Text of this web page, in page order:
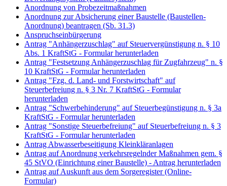
Anordnung von Probezeitmaßnahmen
Anordnung zur Absicherung einer Baustelle (Baustellen-
Anordnung) beantragen (Sb. 31.3)
Anspruchseinbürgerung
Antrag "Anhängerzuschlag" auf Steuervergünstigung n. § 10
Abs. 1 KraftStG - Formular herunterladen
Antrag "Festsetzung Anhängerzuschlag für Zugfahrzeug" n. §
10 KraftStG - Formular herunterladen
Antrag "Fzg. d. Land- und Forstwirtschaft" auf
Steuerbefreiung n. § 3 Nr. 7 KraftStG - Formular
herunterladen
Antrag "Schwerbehinderung" auf Steuerbegünstigung n. § 3a
KraftStG - Formular herunterladen
Antrag "Sonstige Steuerbefreiung" auf Steuerbefreiung n. § 3
KraftStG - Formular herunterladen
Antrag Abwasserbeseitigung Kleinkläranlagen
Antrag auf Anordnung verkehrsregelnder Maßnahmen gem. §
45 StVO (Einrichtung einer Baustelle) - Antrag herunterladen
Antrag auf Auskunft aus dem Sorgeregister (Online-
Formular)